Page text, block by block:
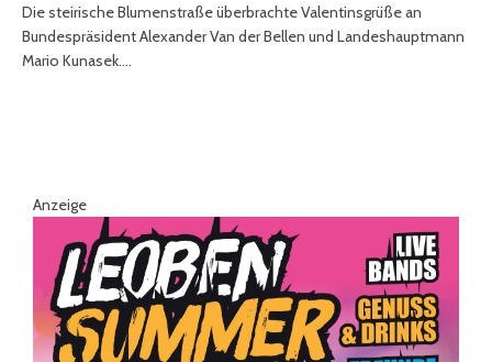
Die steirische Blumenstraße überbrachte Valentinsgrüße an
Bundespräsident Alexander Van der Bellen und Landeshauptmann
Mario Kunasek.…
Anzeige